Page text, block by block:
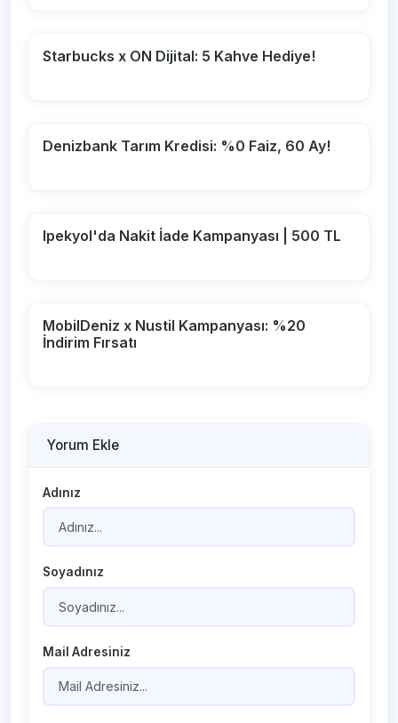
Starbucks x ON Dijital: 5 Kahve Hediye!
Denizbank Tarım Kredisi: %0 Faiz, 60 Ay!
Ipekyol'da Nakit İade Kampanyası | 500 TL
MobilDeniz x Nustil Kampanyası: %20
İndirim Fırsatı
Yorum Ekle
Adınız
Soyadınız
Mail Adresiniz